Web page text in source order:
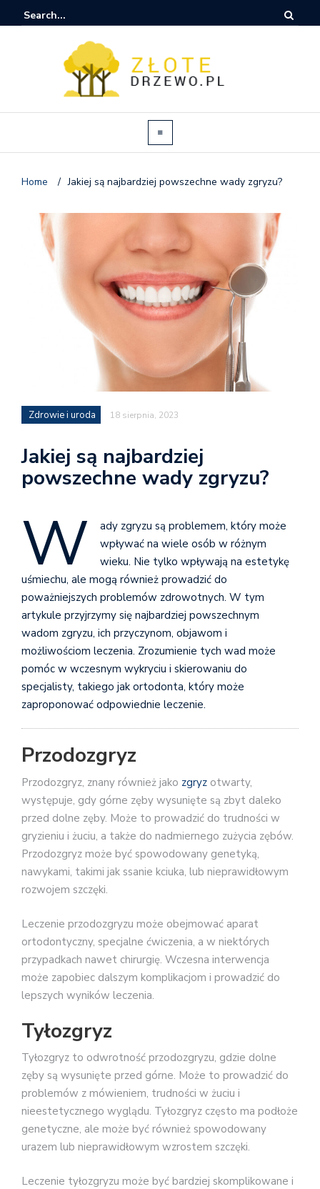
Home / Jakiej są najbardziej powszechne wady zgryzu?
Zdrowie i uroda 18 sierpnia, 2023
Jakiej są najbardziej
powszechne wady zgryzu?
W
ady zgryzu są problemem, który może
wpływać na wiele osób w różnym
wieku. Nie tylko wpływają na estetykę
uśmiechu, ale mogą również prowadzić do
poważniejszych problemów zdrowotnych. W tym
artykule przyjrzymy się najbardziej powszechnym
wadom zgryzu, ich przyczynom, objawom i
możliwościom leczenia. Zrozumienie tych wad może
pomóc w wczesnym wykryciu i skierowaniu do
specjalisty, takiego jak ortodonta, który może
zaproponować odpowiednie leczenie.
Przodozgryz
Przodozgryz, znany również jako zgryz otwarty,
występuje, gdy górne zęby wysunięte są zbyt daleko
przed dolne zęby. Może to prowadzić do trudności w
gryzieniu i żuciu, a także do nadmiernego zużycia zębów.
Przodozgryz może być spowodowany genetyką,
nawykami, takimi jak ssanie kciuka, lub nieprawidłowym
rozwojem szczęki.
Leczenie przodozgryzu może obejmować aparat
ortodontyczny, specjalne ćwiczenia, a w niektórych
przypadkach nawet chirurgię. Wczesna interwencja
może zapobiec dalszym komplikacjom i prowadzić do
lepszych wyników leczenia.
Tyłozgryz
Tyłozgryz to odwrotność przodozgryzu, gdzie dolne
zęby są wysunięte przed górne. Może to prowadzić do
problemów z mówieniem, trudności w żuciu i
nieestetycznego wyglądu. Tyłozgryz często ma podłoże
genetyczne, ale może być również spowodowany
urazem lub nieprawidłowym wzrostem szczęki.
Leczenie tyłozgryzu może być bardziej skomplikowane i